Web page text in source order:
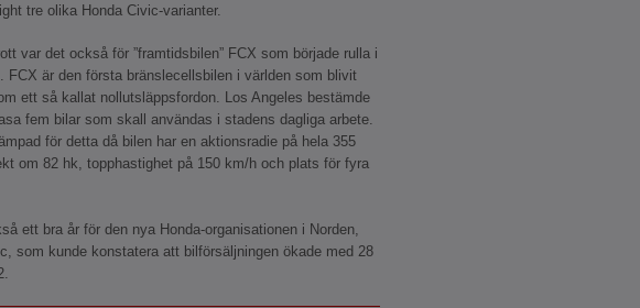
tre olika Honda Civic-varianter.
var det också för ”framtidsbilen” FCX som började rulla i
FCX är den första bränslecellsbilen i världen som blivit
ett så kallat nollutsläppsfordon. Los Angeles bestämde
fem bilar som skall användas i stadens dagliga arbete.
för detta då bilen har en aktionsradie på hela 355
om 82 hk, topphastighet på 150 km/h och plats för fyra
ett bra år för den nya Honda-organisationen i Norden,
som kunde konstatera att bilförsäljningen ökade med 28